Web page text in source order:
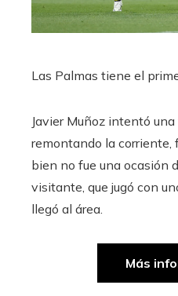
Las Palmas tiene el
Javier Muñoz intentó
remontando la corriente,
bien no fue una ocasión
visitante, que jugó con
llegó al área.
Más